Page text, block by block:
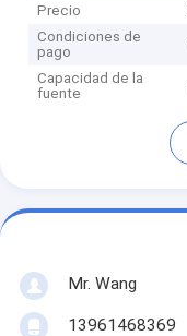
Precio
Condiciones de
pago
Capacidad de la
fuente
Mr. Wang
13961468369